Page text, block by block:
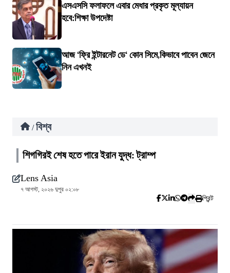
এসএসসি ফলাফলে এবার মেধার প্রকৃত মূল্যায়ন
হবে:শিক্ষা উপদেষ্টা
আজ ‘ফ্রি ইন্টারনেট ডে‘ কোন সিমে,কিভাবে পাবেন জেনে
নিন এখনই
/ বিশ্ব
শিগগিরই শেষ হতে পারে ইরান যুদ্ধ: ট্রাম্প
Lens Asia
৭ আগস্ট, ২০২৬ দুপুর ০২:০৮
প্রিন্ট